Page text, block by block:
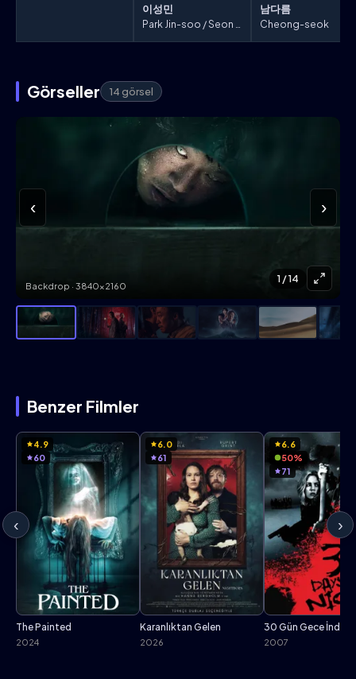
이성민 남다름
Cheong-seok
Görseller 14 görsel
‹
Backdrop · 3840×2160
›
1 / 14
Benzer Filmler
‹
4.9
60
The Painted
2024
6.0
61
Karanlıktan Gelen
2026
6.6
50%
71
30 Gün Gece İndir
2007
›